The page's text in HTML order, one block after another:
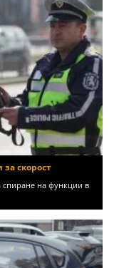
скорост
спиране на функции в